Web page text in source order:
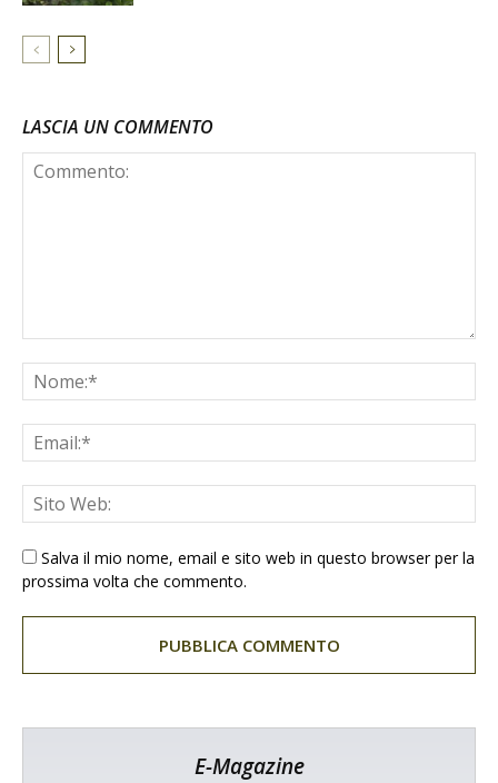
LASCIA UN COMMENTO
Salva il mio nome, email e sito web in questo browser per la
prossima volta che commento.
E-Magazine